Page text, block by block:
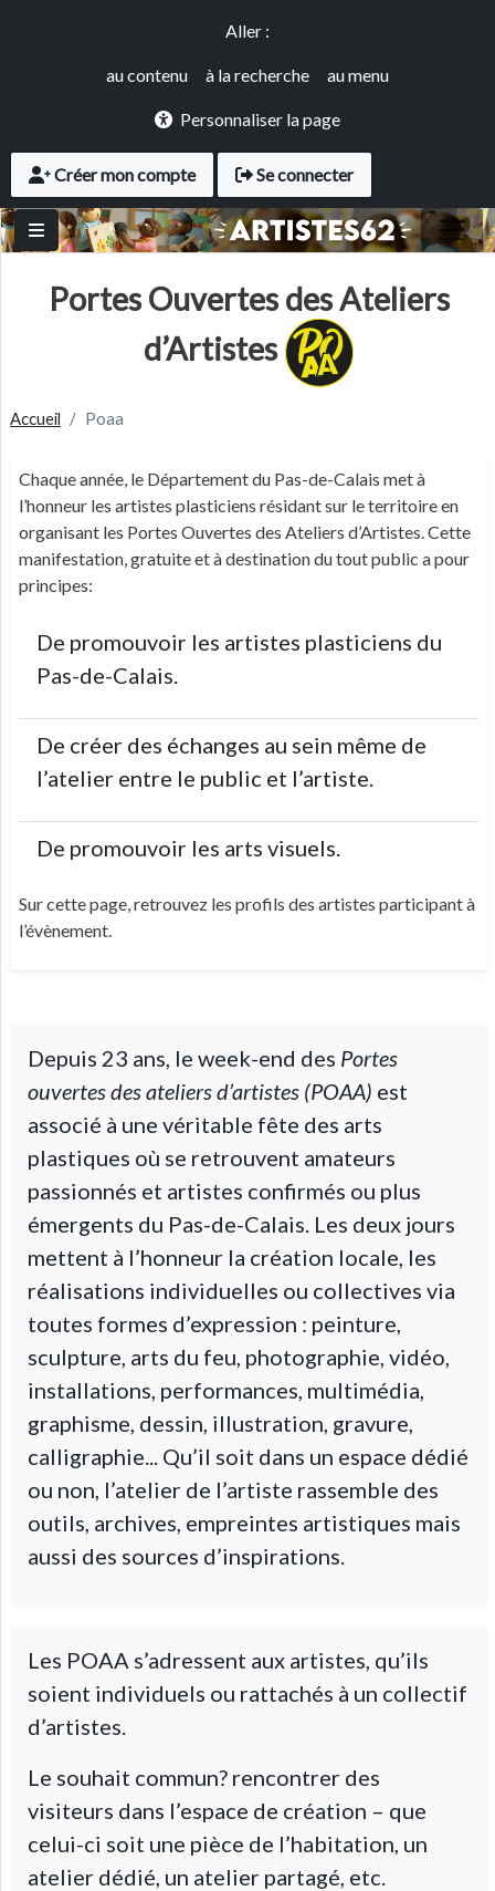
Aller :
au contenu à la recherche au menu
Personnaliser la page
User account menu
Créer mon compte Se connecter
Portes Ouvertes des Ateliers
d’Artistes
Accueil Poaa
Chaque année, le Département du Pas-de-Calais met à
l’honneur les artistes plasticiens résidant sur le territoire en
organisant les Portes Ouvertes des Ateliers d’Artistes. Cette
manifestation, gratuite et à destination du tout public a pour
principes:
De promouvoir les artistes plasticiens du
Pas-de-Calais.
De créer des échanges au sein même de
l’atelier entre le public et l’artiste.
De promouvoir les arts visuels.
Sur cette page, retrouvez les profils des artistes participant à
l’évènement.
Depuis 23 ans, le week-end des Portes
ouvertes des ateliers d’artistes (POAA) est
associé à une véritable fête des arts
plastiques où se retrouvent amateurs
passionnés et artistes confirmés ou plus
émergents du Pas-de-Calais. Les deux jours
mettent à l’honneur la création locale, les
réalisations individuelles ou collectives via
toutes formes d’expression : peinture,
sculpture, arts du feu, photographie, vidéo,
installations, performances, multimédia,
graphisme, dessin, illustration, gravure,
calligraphie... Qu’il soit dans un espace dédié
ou non, l’atelier de l’artiste rassemble des
outils, archives, empreintes artistiques mais
aussi des sources d’inspirations.
Les POAA s’adressent aux artistes, qu’ils
soient individuels ou rattachés à un collectif
d’artistes.
Le souhait commun? rencontrer des
visiteurs dans l’espace de création – que
celui-ci soit une pièce de l’habitation, un
atelier dédié, un atelier partagé, etc.